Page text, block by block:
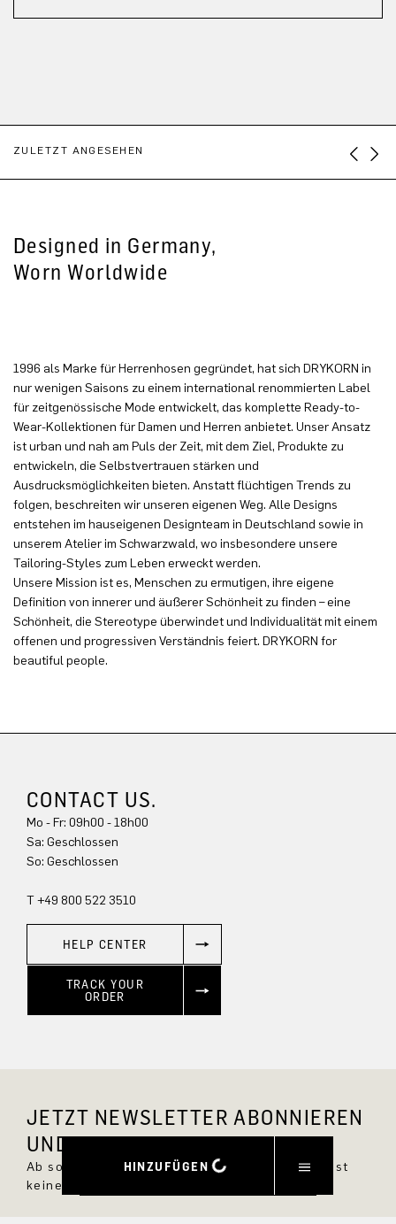
HINZUFÜGEN
ZULETZT ANGESEHEN
Designed in Germany,
Worn Worldwide
1996 als Marke für Herrenhosen gegründet, hat sich DRYKORN in
nur wenigen Saisons zu einem international renommierten Label
für zeitgenössische Mode entwickelt, das komplette Ready-to-
Wear-Kollektionen für Damen und Herren anbietet. Unser Ansatz
ist urban und nah am Puls der Zeit, mit dem Ziel, Produkte zu
entwickeln, die Selbstvertrauen stärken und
Ausdrucksmöglichkeiten bieten. Anstatt flüchtigen Trends zu
folgen, beschreiten wir unseren eigenen Weg. Alle Designs
entstehen im hauseigenen Designteam in Deutschland sowie in
unserem Atelier im Schwarzwald, wo insbesondere unsere
Tailoring-Styles zum Leben erweckt werden.
Unsere Mission ist es, Menschen zu ermutigen, ihre eigene
Definition von innerer und äußerer Schönheit zu finden – eine
Schönheit, die Stereotype überwindet und Individualität mit einem
offenen und progressiven Verständnis feiert. DRYKORN for
beautiful people.
CONTACT US.
Mo - Fr: 09h00 - 18h00
Sa: Geschlossen
So: Geschlossen
T +49 800 522 3510
HELP CENTER
TRACK YOUR
ORDER
JETZT NEWSLETTER ABONNIEREN
UND 10 % RABATT SICHERN.
Ab sofort bist Du immer up to date und verpasst
keine neuen Styles im DRYKORN Online Shop.